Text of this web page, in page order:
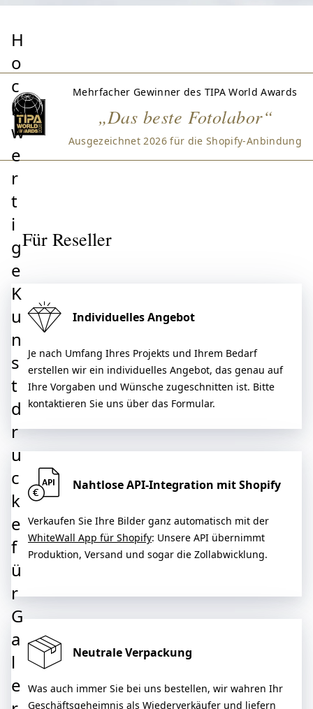
H
o
c
h
w
e
r
t
i
g
e
K
u
n
s
t
d
r
u
c
k
e
f
ü
r
G
a
l
e
Mehrfacher Gewinner des TIPA World Awards
„Das beste Fotolabor“
Ausgezeichnet 2026 für die Shopify-Anbindung
Für Reseller
Individuelles Angebot
Je nach Umfang Ihres Projekts und Ihrem Bedarf
erstellen wir ein individuelles Angebot, das genau auf
Ihre Vorgaben und Wünsche zugeschnitten ist. Bitte
kontaktieren Sie uns über das Formular.
Nahtlose API-Integration mit Shopify
Verkaufen Sie Ihre Bilder ganz automatisch mit der
WhiteWall App für Shopify: Unsere API übernimmt
Produktion, Versand und sogar die Zollabwicklung.
Neutrale Verpackung
Was auch immer Sie bei uns bestellen, wir wahren Ihr
Geschäftsgeheimnis als Wiederverkäufer und liefern